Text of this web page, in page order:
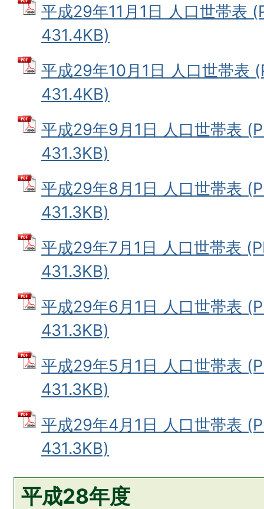
平成29年11月1日 人口世帯表
431.4KB)
平成29年10月1日 人口世帯表
431.4KB)
平成29年9月1日 人口世帯表
431.3KB)
平成29年8月1日 人口世帯表
431.3KB)
平成29年7月1日 人口世帯表
431.3KB)
平成29年6月1日 人口世帯表
431.3KB)
平成29年5月1日 人口世帯表
431.3KB)
平成29年4月1日 人口世帯表
431.3KB)
平成28年度